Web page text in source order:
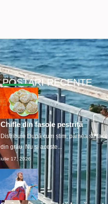
POSTARI RECENTE
Chifle din fasole pestriță
Distribuie După cum știm, pâinea se face
din grâu. Nu și aceste...
iulie 17, 2026